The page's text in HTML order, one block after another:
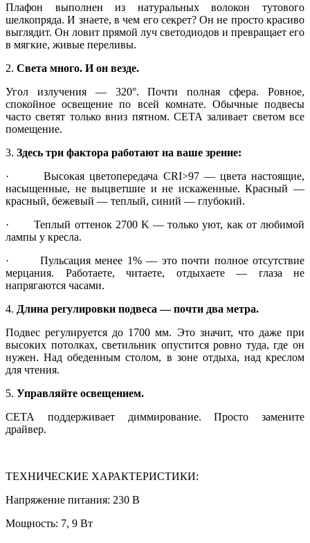
Плафон выполнен из натуральных волокон тутового
шелкопряда. И знаете, в чем его секрет? Он не просто красиво
выглядит. Он ловит прямой луч светодиодов и превращает его
в мягкие, живые переливы.
2. Света много. И он везде.
Угол излучения — 320°. Почти полная сфера. Ровное,
спокойное освещение по всей комнате. Обычные подвесы
часто светят только вниз пятном. СЕТА заливает светом все
помещение.
3. Здесь три фактора работают на ваше зрение:
· Высокая цветопередача CRI>97 — цвета настоящие,
насыщенные, не выцветшие и не искаженные. Красный —
красный, бежевый — теплый, синий — глубокий.
· Теплый оттенок 2700 K — только уют, как от любимой
лампы у кресла.
· Пульсация менее 1% — это почти полное отсутствие
мерцания. Работаете, читаете, отдыхаете — глаза не
напрягаются часами.
4. Длина регулировки подвеса — почти два метра.
Подвес регулируется до 1700 мм. Это значит, что даже при
высоких потолках, светильник опустится ровно туда, где он
нужен. Над обеденным столом, в зоне отдыха, над креслом
для чтения.
5. Управляйте освещением.
СЕТА поддерживает диммирование. Просто замените
драйвер.
ТЕХНИЧЕСКИЕ ХАРАКТЕРИСТИКИ:
Напряжение питания: 230 В
Мощность: 7, 9 Вт